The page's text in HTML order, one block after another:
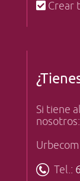
Crear
Si tiene
nosotros:
Tel.: